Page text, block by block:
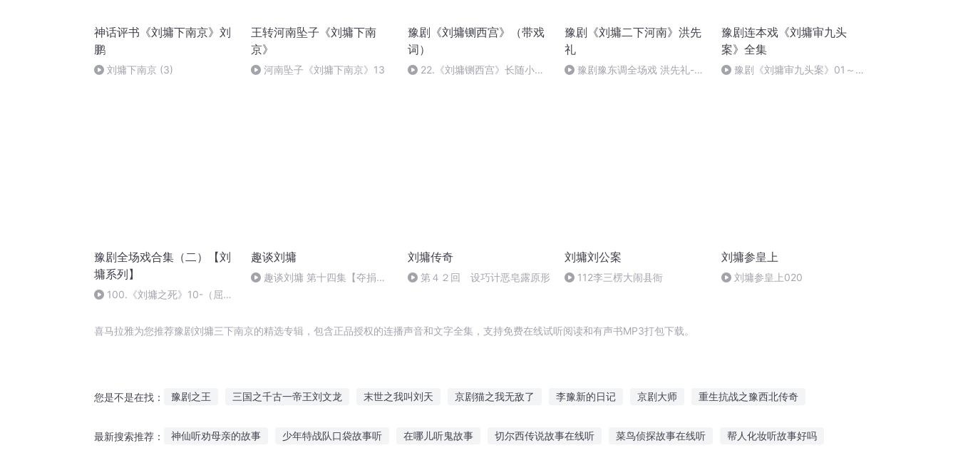
神话评书《刘墉下南京》刘
鹏
刘墉下南京 (3)
王转河南坠子《刘墉下南
京》
河南坠子《刘墉下南京》13
豫剧《刘墉铡西宫》（带戏
词）
22.《刘墉铡西宫》长随小官
豫剧《刘墉二下河南》洪先
礼
豫剧豫东调全场戏 洪先礼-刘
豫剧连本戏《刘墉审九头
案》全集
豫剧《刘墉审九头案》01～
豫剧全场戏合集（二）【刘
墉系列】
100.《刘墉之死》10-（屈斩
趣谈刘墉
趣谈刘墉 第十四集【夺捐恤
刘墉传奇
第４２回 设巧计恶皂露原形
刘墉刘公案
112李三楞大闹县衙
刘墉参皇上
刘墉参皇上020
喜马拉雅为您推荐豫剧刘墉三下南京的精选专辑，包含正品授权的连播声音和文字全集，支持免费在线试听阅读和有声书MP3打包下载。
您是不是在找： 豫剧之王 三国之千古一帝王刘文龙 末世之我叫刘天 京剧猫之我无敌了 李豫新的日记 京剧大师 重生抗战之豫西北传奇
最新搜索推荐： 神仙听劝母亲的故事 少年特战队口袋故事听 在哪儿听鬼故事 切尔西传说故事在线听 菜鸟侦探故事在线听 帮人化妆听故事好吗